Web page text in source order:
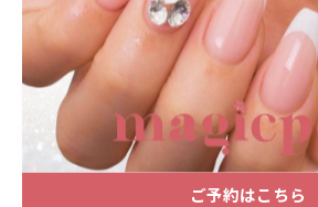
しょう。特にJR東海道本線沿線の主
圏内にネイルサロンが集まっている
りにも利用しやすいのが魅力です。
シンプルネイルを希望する場合は、
ス向けデザインの施術実績が多いサ
す。カウンセリングの丁寧さや、オ
ご予約はこちら